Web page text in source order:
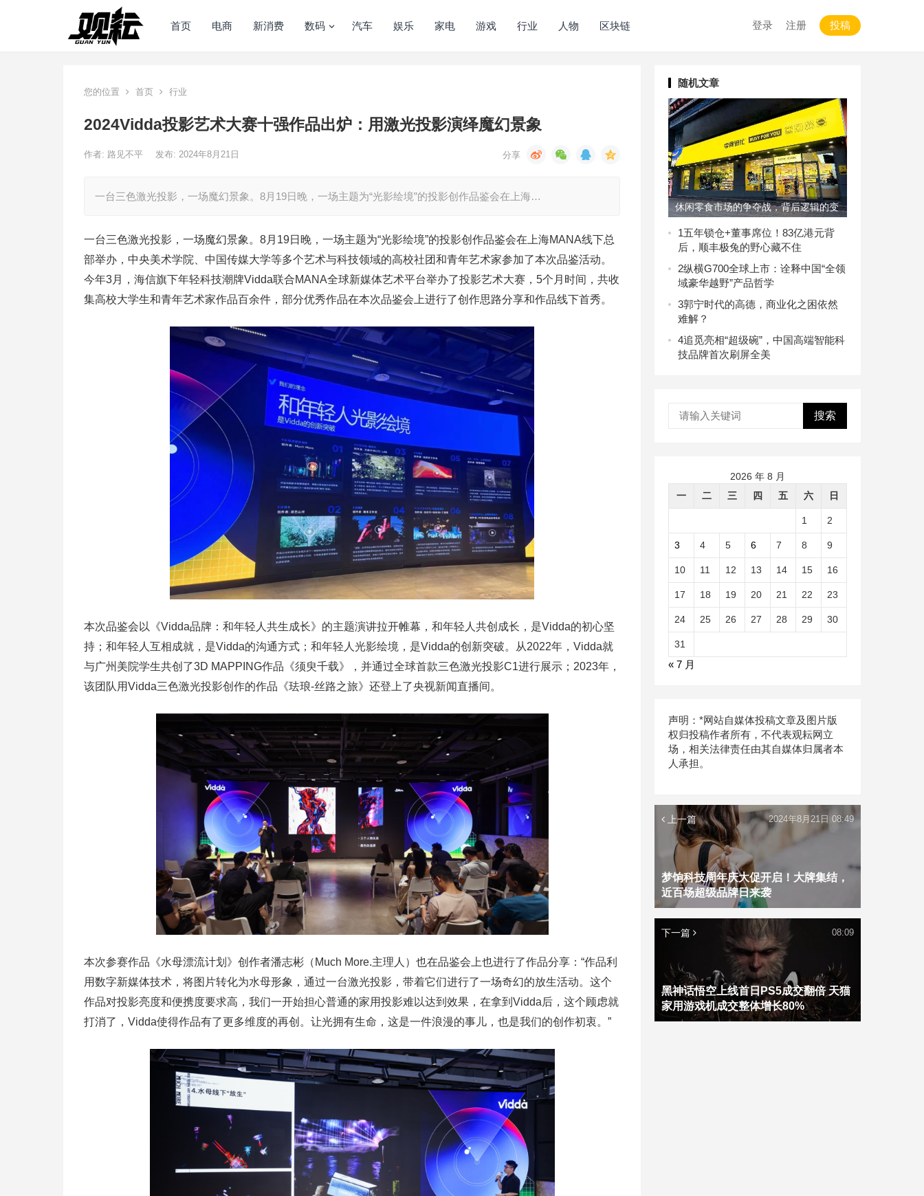
首页 电商 新消费 数码 汽车 娱乐 家电 游戏 行业 人物 区块链 登录 注册 投稿
您的位置 首页 行业
2024Vidda投影艺术大赛十强作品出炉：用激光投影演绎魔幻景象
作者: 路见不平 发布: 2024年8月21日
一台三色激光投影，一场魔幻景象。8月19日晚，一场主题为“光影绘境”的投影创作品鉴会在上海…
一台三色激光投影，一场魔幻景象。8月19日晚，一场主题为“光影绘境”的投影创作品鉴会在上海MANA线下总
部举办，中央美术学院、中国传媒大学等多个艺术与科技领域的高校社团和青年艺术家参加了本次品鉴活动。
今年3月，海信旗下年轻科技潮牌Vidda联合MANA全球新媒体艺术平台举办了投影艺术大赛，5个月时间，共收
集高校大学生和青年艺术家作品百余件，部分优秀作品在本次品鉴会上进行了创作思路分享和作品线下首秀。
本次品鉴会以《Vidda品牌：和年轻人共生成长》的主题演讲拉开帷幕，和年轻人共创成长，是Vidda的初心坚
持；和年轻人互相成就，是Vidda的沟通方式；和年轻人光影绘境，是Vidda的创新突破。从2022年，Vidda就
与广州美院学生共创了3D MAPPING作品《须臾千载》，并通过全球首款三色激光投影C1进行展示；2023年，
该团队用Vidda三色激光投影创作的作品《珐琅-丝路之旅》还登上了央视新闻直播间。
本次参赛作品《水母漂流计划》创作者潘志彬（Much More.主理人）也在品鉴会上也进行了作品分享：“作品利
用数字新媒体技术，将图片转化为水母形象，通过一台激光投影，带着它们进行了一场奇幻的放生活动。这个
作品对投影亮度和便携度要求高，我们一开始担心普通的家用投影难以达到效果，在拿到Vidda后，这个顾虑就
打消了，Vidda使得作品有了更多维度的再创。让光拥有生命，这是一件浪漫的事儿，也是我们的创作初衷。”
随机文章
休闲零食市场的争夺战，背后逻辑的变
与不变
1五年锁仓+董事席位！83亿港元背
后，顺丰极兔的野心藏不住
2纵横G700全球上市：诠释中国“全领
域豪华越野”产品哲学
3郭宁时代的高德，商业化之困依然
难解？
4追觅亮相“超级碗”，中国高端智能科
技品牌首次刷屏全美
搜索
2026 年 8 月
一
二 三 四 五 六 日
1 2
3 4 5 6 7 8 9
10 11 12 13 14 15 16
17 18 19 20 21 22 23
24 25 26 27 28 29 30
31
« 7 月
声明：*网站自媒体投稿文章及图片版
权归投稿作者所有，不代表观耘网立
场，相关法律责任由其自媒体归属者本
人承担。
上一篇
梦饷科技周年庆大促开启！大牌集结，
近百场超级品牌日来袭
2024年8月21日 08:49
下一篇
黑神话悟空上线首日PS5成交翻倍 天猫
家用游戏机成交整体增长80%
08:09